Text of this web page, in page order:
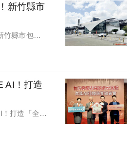
新竹縣市
縣市包辦4
AI！打造
打造「全能